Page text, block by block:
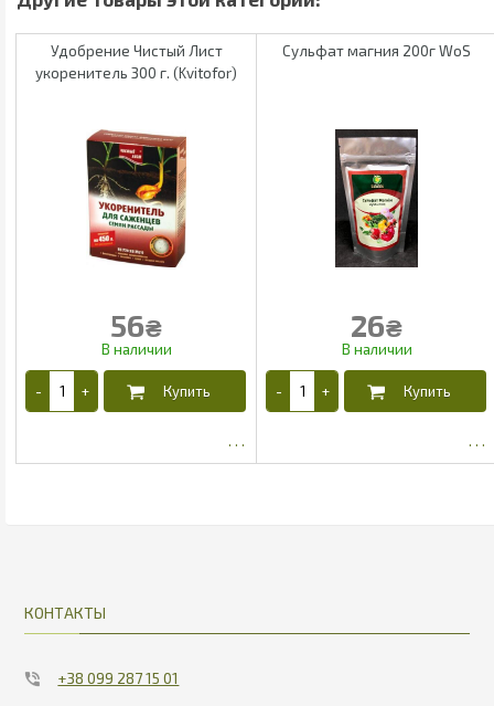
Удобрение Чистый Лист
укоренитель 300 г. (Kvitofor)
56₴
Сульфат магния 200г WoS
26₴
КОНТАКТЫ
+38 099 287 15 01